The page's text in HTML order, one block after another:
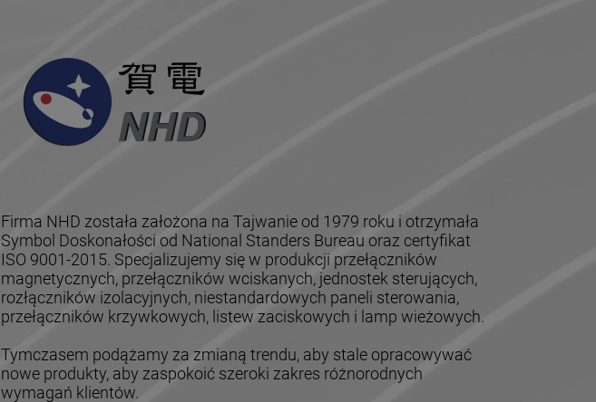
Firma NHD została założona na Tajwanie od 1979 roku i otrzymała
Symbol Doskonałości od National Standers Bureau oraz certyfikat
ISO 9001-2015. Specjalizujemy się w produkcji przełączników
magnetycznych, przełączników wciskanych, jednostek sterujących,
rozłączników izolacyjnych, niestandardowych paneli sterowania,
przełączników krzywkowych, listew zaciskowych i lamp wieżowych.
Tymczasem podążamy za zmianą trendu, aby stale opracowywać
nowe produkty, aby zaspokoić szeroki zakres różnorodnych
wymagań klientów.